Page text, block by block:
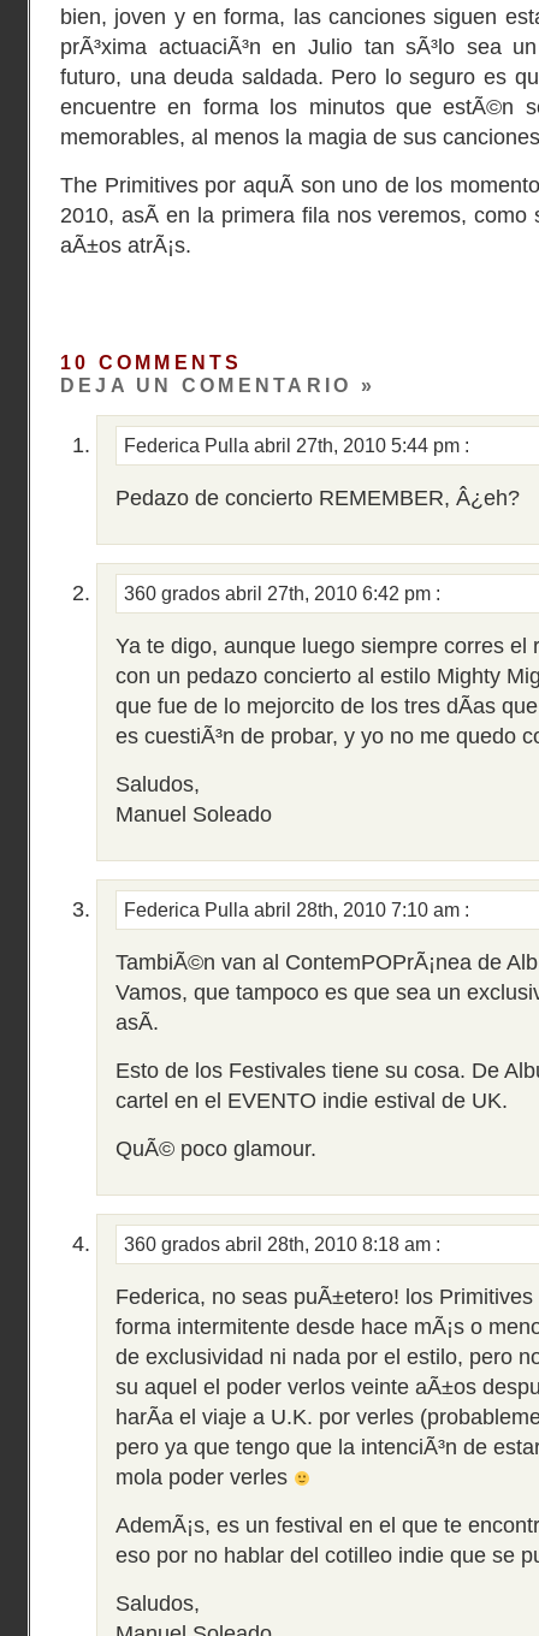
bien, joven y en forma, las canciones siguen
prÃ³xima actuaciÃ³n en Julio tan sÃ³lo sea
futuro, una deuda saldada. Pero lo seguro es
encuentre en forma los minutos que estÃ©n
memorables, al menos la magia de sus
The Primitives por aquÃ­ son uno de los
2010, asÃ­ en la primera fila nos veremos, como
aÃ±os atrÃ¡s.
10 COMMENTS
DEJA UN COMENTARIO »
Federica Pulla abril 27th, 2010 5:44 pm :
Pedazo de concierto REMEMBER, Â¿eh?
360 grados abril 27th, 2010 6:42 pm :
Ya te digo, aunque luego siempre corres el
con un pedazo concierto al estilo Mighty
que fue de lo mejorcito de los tres dÃ­as
es cuestiÃ³n de probar, y yo no me quedo
Saludos,
Manuel Soleado
Federica Pulla abril 28th, 2010 7:10 am :
TambiÃ©n van al ContemPOPrÃ¡nea de
Vamos, que tampoco es que sea un
asÃ­.
Esto de los Festivales tiene su cosa. De
cartel en el EVENTO indie estival de UK.
QuÃ© poco glamour.
360 grados abril 28th, 2010 8:18 am :
Federica, no seas puÃ±etero! los
forma intermitente desde hace mÃ¡s o
de exclusividad ni nada por el estilo, pero
su aquel el poder verlos veinte aÃ±os
harÃ­a el viaje a U.K. por verles
pero ya que tengo que la intenciÃ³n de
mola poder verles
AdemÃ¡s, es un festival en el que te
eso por no hablar del cotilleo indie que se
Saludos,